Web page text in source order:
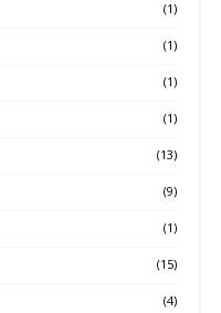
(1)
(1)
(1)
(1)
(13)
(9)
(1)
(15)
(4)